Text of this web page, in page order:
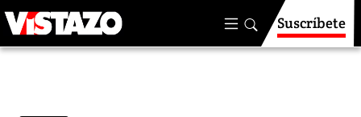
Suscríbete